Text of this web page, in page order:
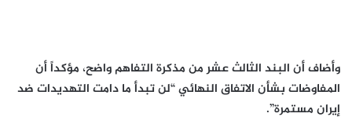
وأضاف أن البند الثالث عشر من مذكرة التفاهم واضح، مؤكداً أن
المفاوضات بشأن الاتفاق النهائي “لن تبدأ ما دامت التهديدات ضد
إيران مستمرة”.